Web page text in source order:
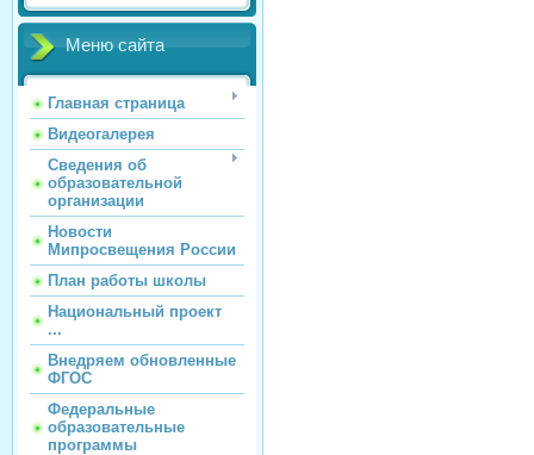
Меню сайта
Главная страница
Видеогалерея
Сведения об
образовательной
организации
Новости
Мипросвещения России
План работы школы
Национальный проект
...
Внедряем обновленные
ФГОС
Федеральные
образовательные
программы